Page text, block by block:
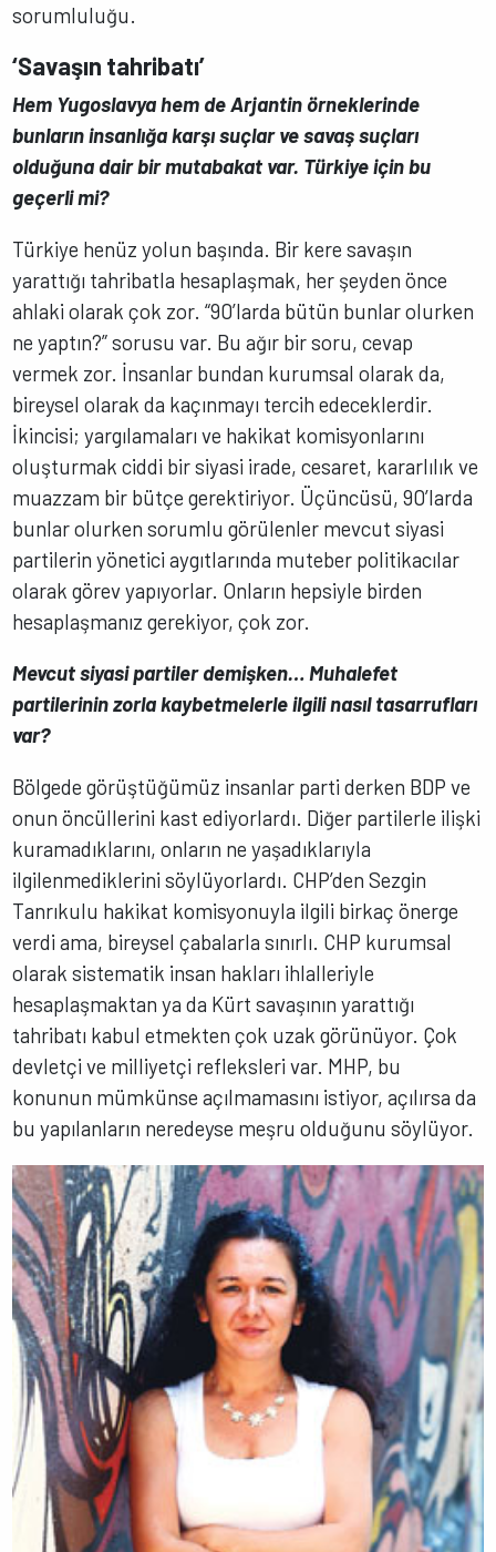
sorumluluğu.
‘Savaşın tahribatı’
Hem Yugoslavya hem de Arjantin örneklerinde
bunların insanlığa karşı suçlar ve savaş suçları
olduğuna dair bir mutabakat var. Türkiye için bu
geçerli mi?
Türkiye henüz yolun başında. Bir kere savaşın
yarattığı tahribatla hesaplaşmak, her şeyden önce
ahlaki olarak çok zor. “90’larda bütün bunlar olurken
ne yaptın?” sorusu var. Bu ağır bir soru, cevap
vermek zor. İnsanlar bundan kurumsal olarak da,
bireysel olarak da kaçınmayı tercih edeceklerdir.
İkincisi; yargılamaları ve hakikat komisyonlarını
oluşturmak ciddi bir siyasi irade, cesaret, kararlılık ve
muazzam bir bütçe gerektiriyor. Üçüncüsü, 90’larda
bunlar olurken sorumlu görülenler mevcut siyasi
partilerin yönetici aygıtlarında muteber politikacılar
olarak görev yapıyorlar. Onların hepsiyle birden
hesaplaşmanız gerekiyor, çok zor.
Mevcut siyasi partiler demişken… Muhalefet
partilerinin zorla kaybetmelerle ilgili nasıl tasarrufları
var?
Bölgede görüştüğümüz insanlar parti derken BDP ve
onun öncüllerini kast ediyorlardı. Diğer partilerle ilişki
kuramadıklarını, onların ne yaşadıklarıyla
ilgilenmediklerini söylüyorlardı. CHP’den Sezgin
Tanrıkulu hakikat komisyonuyla ilgili birkaç önerge
verdi ama, bireysel çabalarla sınırlı. CHP kurumsal
olarak sistematik insan hakları ihlalleriyle
hesaplaşmaktan ya da Kürt savaşının yarattığı
tahribatı kabul etmekten çok uzak görünüyor. Çok
devletçi ve milliyetçi refleksleri var. MHP, bu
konunun mümkünse açılmamasını istiyor, açılırsa da
bu yapılanların neredeyse meşru olduğunu söylüyor.